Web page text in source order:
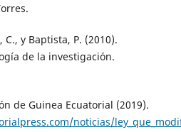
y Baptista, P. (2010).
de la investigación.
de Guinea Ecuatorial (2019).
noticias/